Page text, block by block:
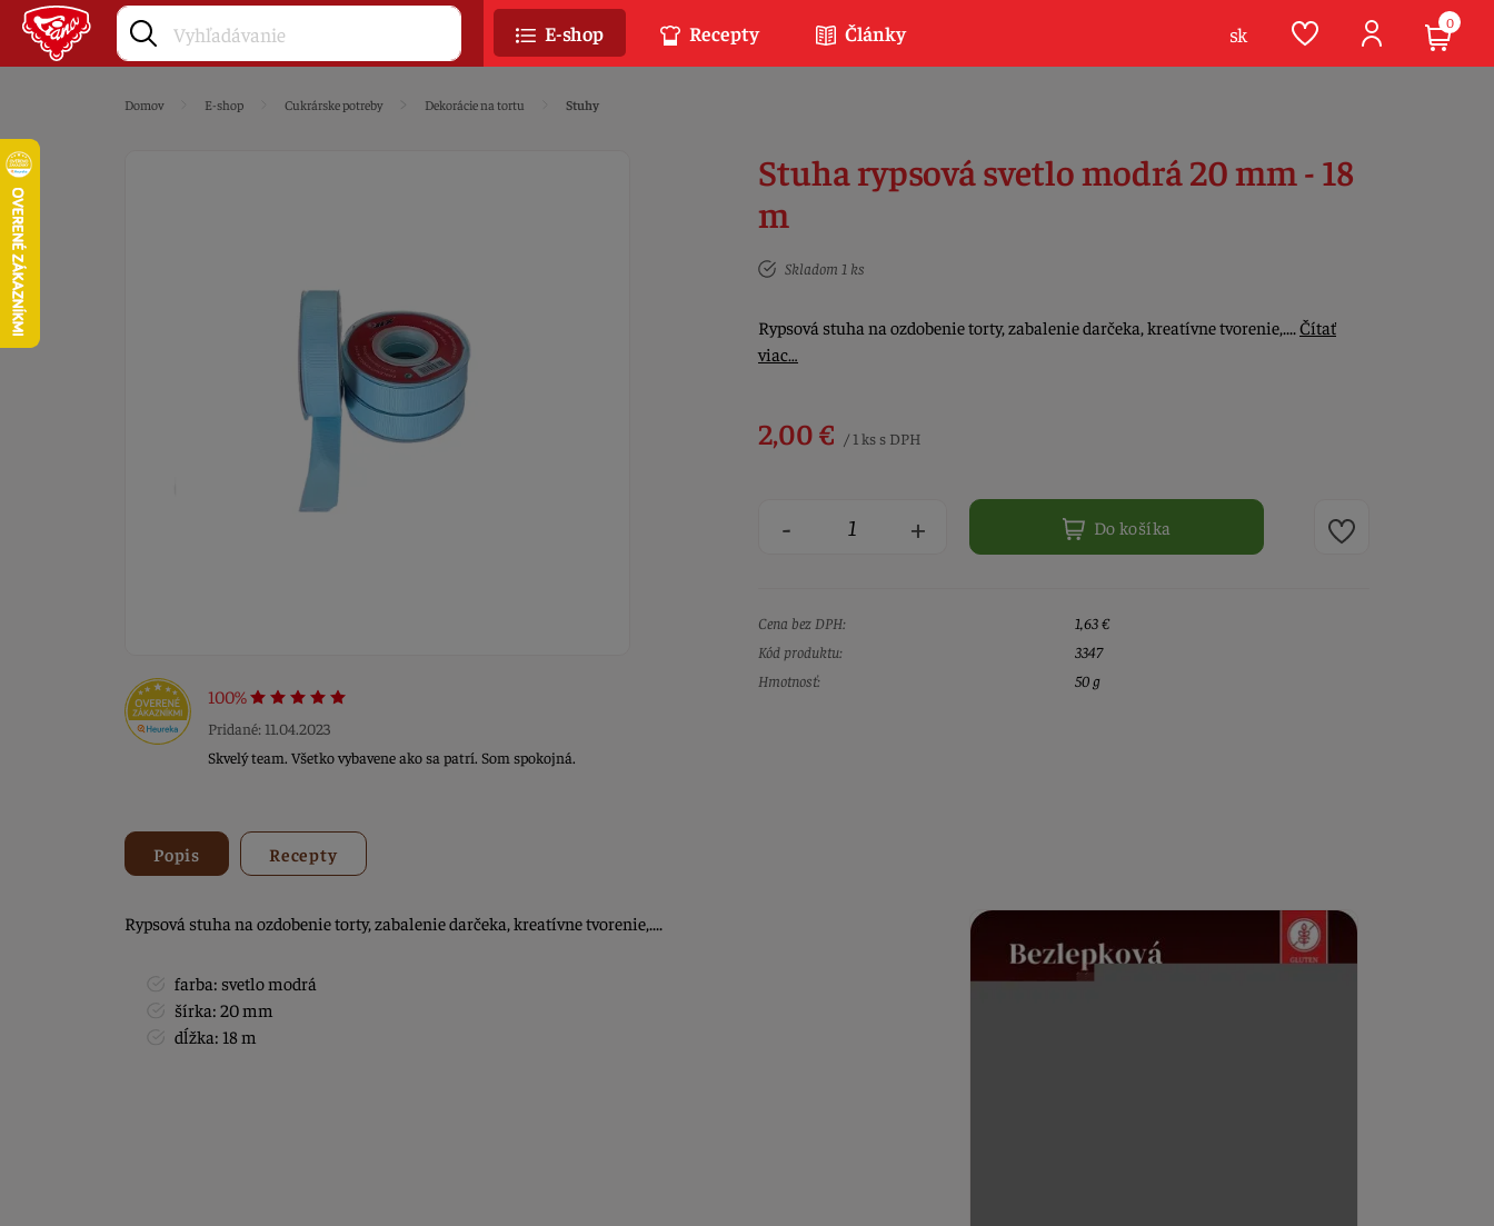
Domov E-shop Cukrárske potreby Dekorácie na tortu Stuhy
100%
Pridané: 11.04.2023
Skvelý team. Všetko vybavene ako sa patrí. Som spokojná.
Stuha rypsová svetlo modrá 20 mm - 18
m
Skladom 1 ks
Rypsová stuha na ozdobenie torty, zabalenie darčeka, kreatívne tvorenie,....Čítať
viac…
2,00 € / 1 ks s DPH
- + Do košíka
Cena bez DPH:
1,63 €
Kód produktu:
3347
Hmotnosť:
50 g
Popis Recepty
Rypsová stuha na ozdobenie torty, zabalenie darčeka, kreatívne tvorenie,....
farba: svetlo modrá
šírka: 20 mm
dĺžka: 18 m
E-shop Recepty Články sk 0